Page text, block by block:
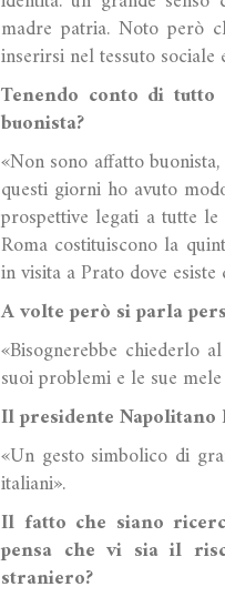
madre patria. Noto però
inserirsi nel tessuto sociale
Tenendo conto di
buonista?
«Non sono affatto
questi giorni ho avuto
prospettive legati a tutte
Roma costituiscono la
in visita a Prato dove
A volte però si parla
«Bisognerebbe chiederlo
suoi problemi e le sue
Il presidente Napolitano
«Un gesto simbolico di
italiani».
Il fatto che siano
pensa che vi sia il
straniero?